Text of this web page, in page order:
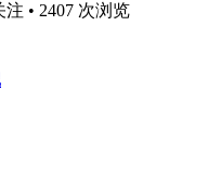
• 2407 次浏览